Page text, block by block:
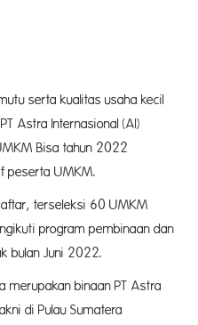
serta kualitas usaha kecil
Astra Internasional (AI)
Bisa tahun 2022
peserta UMKM.
terseleksi 60 UMKM
program pembinaan dan
bulan Juni 2022.
merupakan binaan PT Astra
di Pulau Sumatera